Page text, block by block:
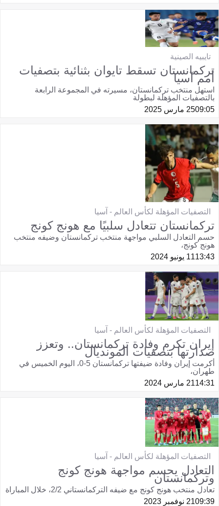
تايبيه الصينية
تركمانستان تسقط تايوان بثنائية بتصفيات
أمم آسيا
استهل منتخب تركمانستان، مسيرته في المجموعة الرابعة
بالتصفيات المؤهلة لبطولة
09:0525 مارس 2025
التصفيات المؤهلة لكأس العالم - آسيا
تركمانستان تتعادل سلبيًا مع هونج كونج
حسم التعادل السلبي مواجهة منتخب تركمانستان وضيفه منتخب
هونج كونج،
13:4311 يونيو 2024
التصفيات المؤهلة لكأس العالم - آسيا
إيران تكرم وفادة تركمانستان.. وتعزز
صدارتها بتصفيات المونديال
أكرمت إيران وفادة ضيفتها تركمانستان 5-0، اليوم الخميس في
طهران،
14:3121 مارس 2024
التصفيات المؤهلة لكأس العالم - آسيا
التعادل يحسم مواجهة هونج كونج
وتركمانستان
تعادل منتخب هونج كونج مع ضيفه التركمانستاني 2/2، خلال المباراة
09:3921 نوفمبر 2023